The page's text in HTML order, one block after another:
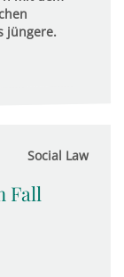
jüngere.
Social Law
Fall